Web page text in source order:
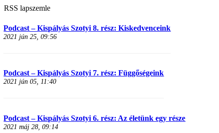
RSS lapszemle
Podcast – Kispályás Szotyi 8. rész: Kiskedvenceink
2021 jún 25, 09:56
Podcast – Kispályás Szotyi 7. rész: Függőségeink
2021 jún 05, 11:40
Podcast – Kispályás Szotyi 6. rész: Az életünk egy része
2021 máj 28, 09:14